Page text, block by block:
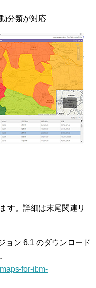
分類が対応
す。詳細は末尾関連リ
ョン 6.1 のダウンロード
for-ibm-